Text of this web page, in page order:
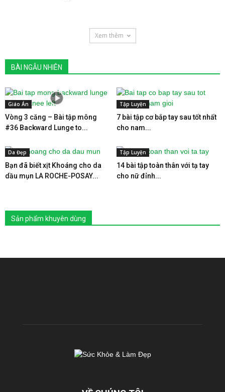
Xem thêm
BÀI NGẪU NHIÊN
Giáo Án
Vòng 3 căng – Bài tập mông
#36 Backward Lunge to...
Tập Luyện
7 bài tập cơ bắp tay sau tốt nhất
cho nam...
Da Đẹp
Bạn đã biết xịt Khoáng cho da
dầu mụn LA ROCHE-POSAY...
Tập Luyện
14 bài tập toàn thân với tạ tay
cho nữ đỉnh...
Sản phẩm khuyên dùng